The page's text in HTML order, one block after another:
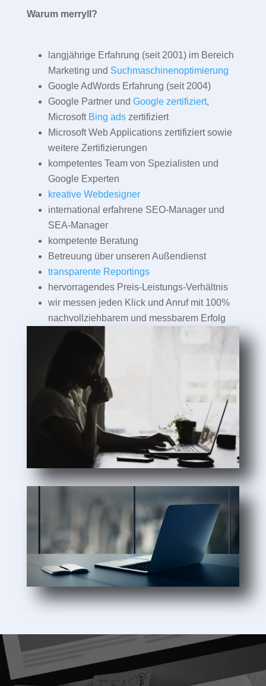
Warum merryll?
langjährige Erfahrung (seit 2001) im Bereich
Marketing und Suchmaschinenoptimierung
Google AdWords Erfahrung (seit 2004)
Google Partner und Google zertifiziert,
Microsoft Bing adszertifiziert
Microsoft Web Applications zertifiziert sowie
weitere Zertifizierungen
kompetentes Team von Spezialisten und
Google Experten
kreative Webdesigner
international erfahrene SEO-Manager und
SEA-Manager
kompetente Beratung
Betreuung über unseren Außendienst
transparente Reportings
hervorragendes Preis-Leistungs-Verhältnis
wir messen jeden Klick und Anruf mit 100%
nachvollziehbarem und messbarem Erfolg